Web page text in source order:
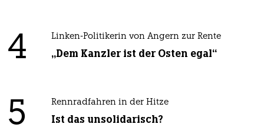
4 Linken-Politikerin von Angern zur Rente
„Dem Kanzler ist der Osten egal“
5 Rennradfahren in der Hitze
Ist das unsolidarisch?